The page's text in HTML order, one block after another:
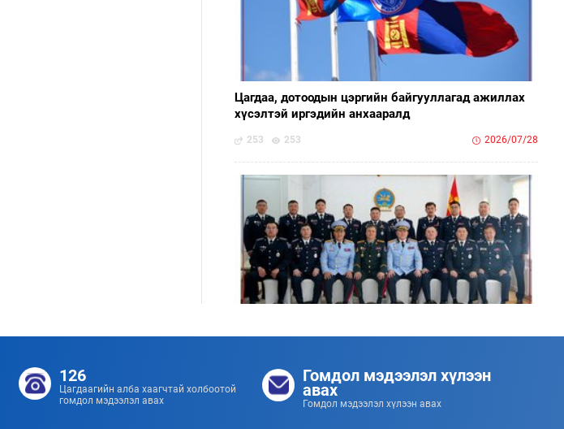
Цагдаа, дотоодын цэргийн байгууллагад ажиллах
хүсэлтэй иргэдийн анхааралд
253 253 2026/07/28
Цэргийн дээд цол хүртсэн удирдлагуудад
253 253 2026/07/08
126
Цагдаагийн алба хаагчтай холбоотой
гомдол мэдээлэл авах
Гомдол мэдээлэл хүлээн
авах
Гомдол мэдээлэл хүлээн авах